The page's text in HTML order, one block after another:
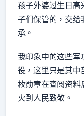
孩子外婆过生日高
子们保管的，交给
承。
我印象中的这些军
役，这里只是其中
枚勋章在查阅资料
火到人民致敬。